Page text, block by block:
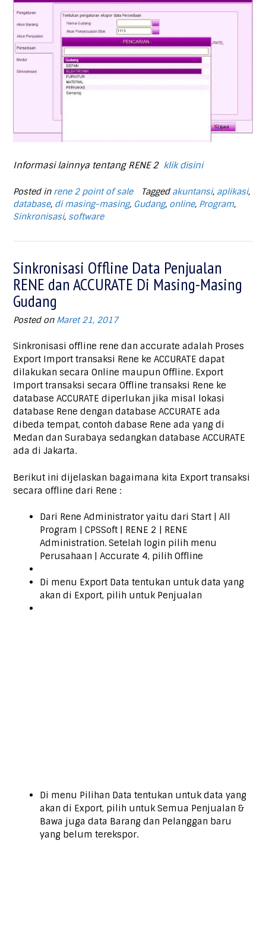
Informasi lainnya tentang RENE 2 klik disini
Posted in rene 2 point of sale Tagged akuntansi, aplikasi,
database, di masing-masing, Gudang, online, Program,
Sinkronisasi, software
Sinkronisasi Offline Data Penjualan
RENE dan ACCURATE Di Masing-Masing
Gudang
Posted on Maret 21, 2017
Sinkronisasi offline rene dan accurate adalah Proses
Export Import transaksi Rene ke ACCURATE dapat
dilakukan secara Online maupun Offline. Export
Import transaksi secara Offline transaksi Rene ke
database ACCURATE diperlukan jika misal lokasi
database Rene dengan database ACCURATE ada
dibeda tempat, contoh dabase Rene ada yang di
Medan dan Surabaya sedangkan database ACCURATE
ada di Jakarta.
Berikut ini dijelaskan bagaimana kita Export transaksi
secara offline dari Rene :
Dari Rene Administrator yaitu dari Start | All
Program | CPSSoft | RENE 2 | RENE
Administration. Setelah login pilih menu
Perusahaan | Accurate 4, pilih Offline
Di menu Export Data tentukan untuk data yang
akan di Export, pilih untuk Penjualan
Di menu Pilihan Data tentukan untuk data yang
akan di Export, pilih untuk Semua Penjualan &
Bawa juga data Barang dan Pelanggan baru
yang belum terekspor.